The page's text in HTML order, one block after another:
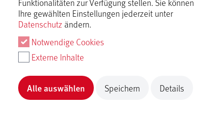
Inhalt laden
Parkplatz Digelfeld-Schule
Hayingen
Inhalt laden
"hochgehschätzt" nur für
Sa./So. und Feiertage
Hayingen
Funktionalitäten zur Verfügung stellen. Sie können
Ihre gewählten Einstellungen jederzeit unter
Datenschutz ändern.
Notwendige Cookies
Externe Inhalte
Alle auswählen Speichern Details